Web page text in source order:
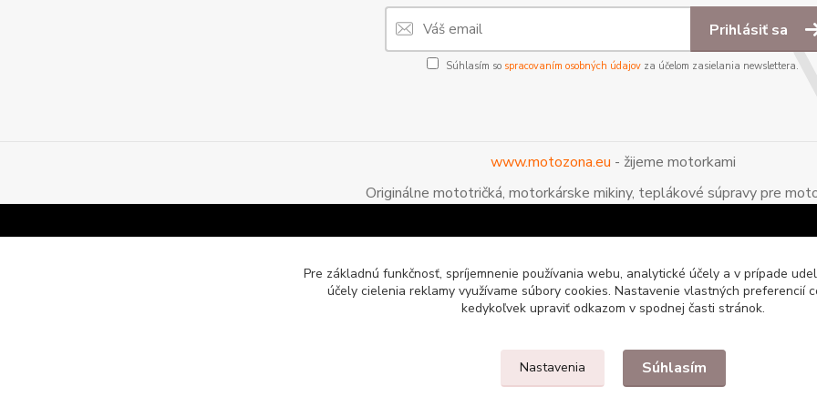
Prihlásiť sa
Súhlasím so spracovaním osobných údajov za účelom zasielania newslettera.
www.motozona.eu - žijeme motorkami
Originálne mototričká, motorkárske mikiny, teplákové súpravy pre
Pre základnú funkčnosť, spríjemnenie používania webu, analytické účely a v prípade
účely cielenia reklamy využívame súbory cookies. Nastavenie vlastných preferencií
kedykoľvek upraviť odkazom v spodnej časti stránok.
Nastavenia Súhlasím